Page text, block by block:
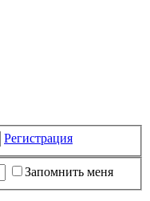
Регистрация
Запомнить меня